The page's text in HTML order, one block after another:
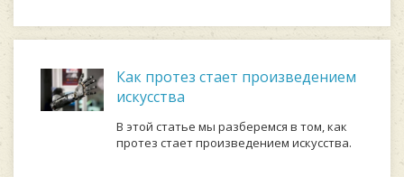
Как протез стает произведением
искусства
В этой статье мы разберемся в том, как
протез стает произведением искусства.